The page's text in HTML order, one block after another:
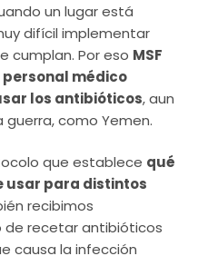
un lugar está
difícil implementar
cumplan. Por eso MSF
médico
los antibióticos, aun
como Yemen.
que establece qué
usar para distintos
recibimos
recetar antibióticos
causa la infección